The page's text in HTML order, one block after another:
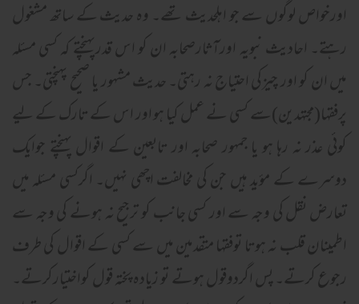
اورخواص لوگوں سے جو اہلحدیث تھے۔ وہ حدیث کے ساتھ مشغول
رہتے۔ احادیث نبویہ اورآثارصحابہ ان کو اس قدرپہنچتے کہ کسی مسئلہ
میں ان کو اور چیزکی احتیاج نہ رہتی۔ حدیث مشہور یا صحیح پہنچتی۔ جس
پرفقہا(مجتہدین)سے کسی نے عمل کیا ہو اور اس کے تارک کے لیے
کوئی عذر نہ رہا ہو یا جمہور صحابہ اور تابعین کے اقوال پہنچتے جوایک
دوسرے کے مؤید ہیں جن کی مخالفت اچھی نہیں۔ اگرکسی مسئلہ میں
تعارض نقل کی وجہ سے اور کسی جانب کو ترجیح نہ ہونے کی وجہ سے
اطمینان قلب نہ ہوتا توفقہا متقدمین میں سے کسی کے اقوال کی طرف
رجوع کرتے۔ پس اگردوقول ہوتے تو زیادہ پختہ قول کواختیارکرتے۔